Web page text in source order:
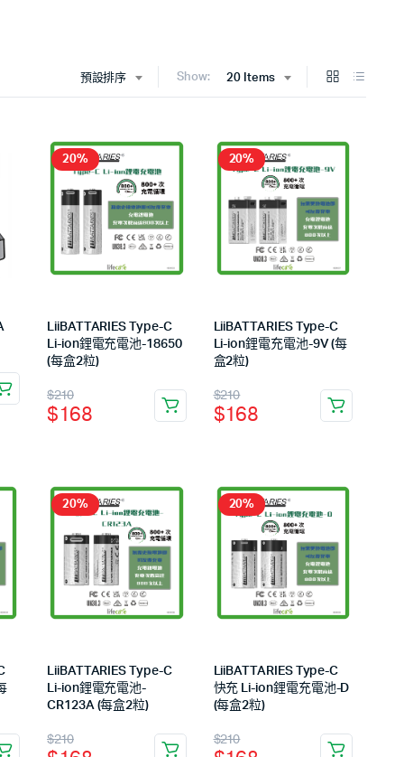
預設排序 Show: 20 Items
20%
LiiBATTARIES Type-C
Li-ion鋰電充電池-18650
(每盒2粒)
$210
$168
20%
LiiBATTARIES Type-C
Li-ion鋰電充電池-9V (每
盒2粒)
$210
$168
20%
LiiBATTARIES Type-C
Li-ion鋰電充電池-
CR123A (每盒2粒)
$210
20%
LiiBATTARIES Type-C
快充 Li-ion鋰電充電池-D
(每盒2粒)
$210